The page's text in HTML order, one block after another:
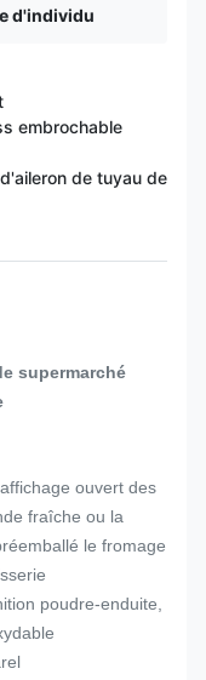
d'individu
embrochable
de tuyau de
supermarché
ouvert des
fraîche ou la
le fromage
poudre-enduite,